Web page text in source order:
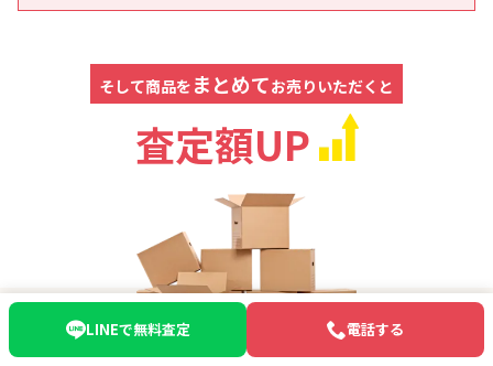
そして商品を まとめてお売りいただくと
査定額UP
電話する
LINEで無料査定